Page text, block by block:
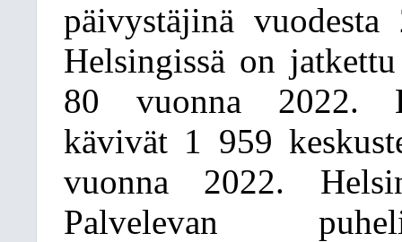
päivystäjinä
Helsingissä on
80 vuonna 2022.
kävivät 1 959
vuonna 2022.
Palvelevan